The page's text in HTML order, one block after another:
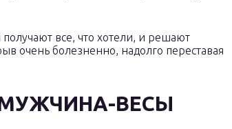
все, что хотели, и решают
очень болезненно, надолго переставая
ВЕСЫ